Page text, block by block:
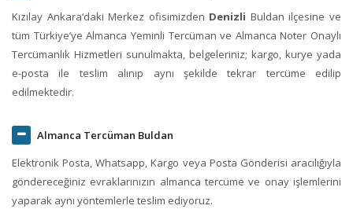
Kızılay Ankara‘daki Merkez ofisimizden Denizli Buldan ilçesine ve
tüm Türkiye’ye Almanca Yeminli Tercüman ve Almanca Noter Onaylı
Tercümanlık Hizmetleri sunulmakta, belgeleriniz; kargo, kurye yada
e-posta ile teslim alınıp aynı şekilde tekrar tercüme edilip
edilmektedir.
Almanca Tercüman Buldan
Elektronik Posta, Whatsapp, Kargo veya Posta Gönderisi aracılığıyla
göndereceğiniz evraklarınızın almanca tercüme ve onay işlemlerini
yaparak aynı yöntemlerle teslim ediyoruz.